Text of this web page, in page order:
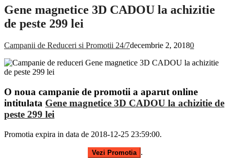
Gene magnetice 3D CADOU la achizitie
de peste 299 lei
Campanii de Reduceri si Promotii 24/7decembrie 2, 20180
O noua campanie de promotii a aparut online
intitulata Gene magnetice 3D CADOU la achizitie de
peste 299 lei
Promotia expira in data de 2018-12-25 23:59:00.
Vezi Promotia .